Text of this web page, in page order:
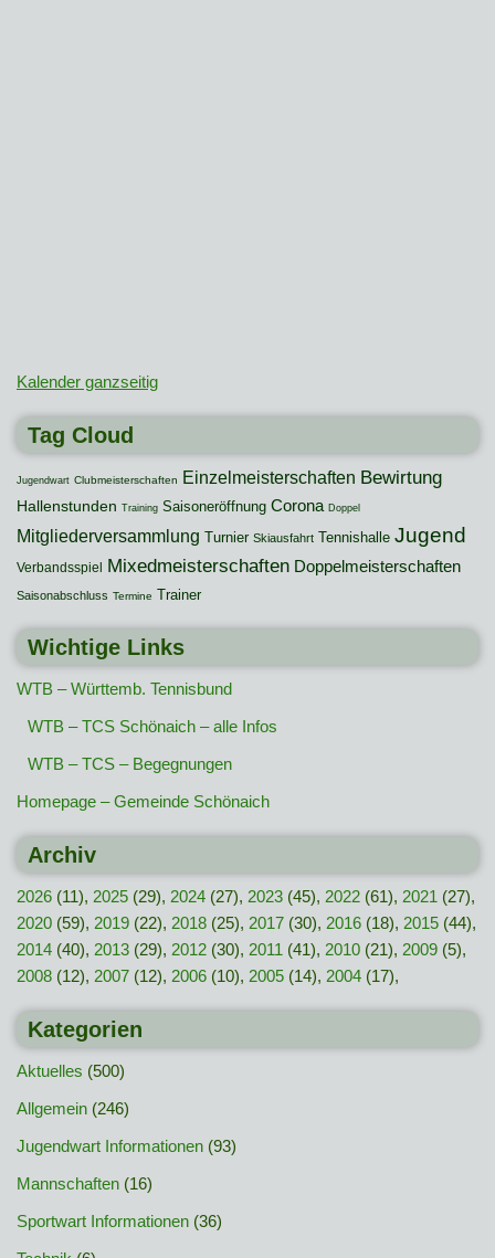
Kalender ganzseitig
Tag Cloud
Jugendwart Clubmeisterschaften Einzelmeisterschaften Bewirtung
Hallenstunden Training Saisoneröffnung Corona Doppel
Mitgliederversammlung Turnier Skiausfahrt Tennishalle Jugend
Verbandsspiel Mixedmeisterschaften Doppelmeisterschaften
Saisonabschluss Termine Trainer
Wichtige Links
WTB – Württemb. Tennisbund
WTB – TCS Schönaich – alle Infos
WTB – TCS – Begegnungen
Homepage – Gemeinde Schönaich
Archiv
2026 (11), 2025 (29), 2024 (27), 2023 (45), 2022 (61), 2021 (27),
2020 (59), 2019 (22), 2018 (25), 2017 (30), 2016 (18), 2015 (44),
2014 (40), 2013 (29), 2012 (30), 2011 (41), 2010 (21), 2009 (5),
2008 (12), 2007 (12), 2006 (10), 2005 (14), 2004 (17),
Kategorien
Aktuelles (500)
Allgemein (246)
Jugendwart Informationen (93)
Mannschaften (16)
Sportwart Informationen (36)